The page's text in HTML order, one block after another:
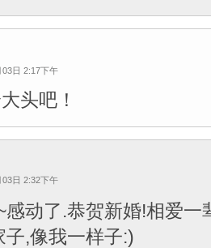
03日 2:17下午
头吧！
03日 2:32下午
感动了.恭贺新婚!相爱一
子,像我一样子:)